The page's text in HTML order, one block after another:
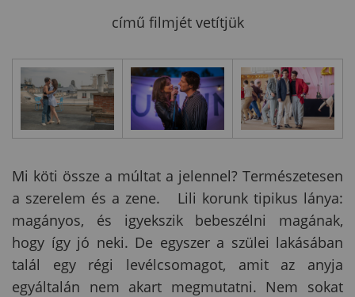
című filmjét vetítjük
Mi köti össze a múltat a jelennel? Természetesen
a szerelem és a zene. Lili korunk tipikus lánya:
magányos, és igyekszik bebeszélni magának,
hogy így jó neki. De egyszer a szülei lakásában
talál egy régi levélcsomagot, amit az anyja
egyáltalán nem akart megmutatni. Nem sokat